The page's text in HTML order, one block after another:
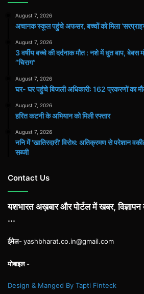
August 7, 2026
अचानक स्कूल पहुंचे अफसर, बच्चों को मिला
August 7, 2026
3 वर्षीय बच्चे की दर्दनाक मौत : नशे में धुत बाप,
“चिराग”
August 7, 2026
घर- घर पहुंचे बिजली अधिकारी: 162 प्रकरणों का
August 7, 2026
हरित कटनी के अभियान को मिली रफ्तार
August 7, 2026
ननि में ‘खातिरदारी’ विरोध: अतिक्रमण से परेशान
सब्जी
Contact Us
यशभारत अख़बार और पोर्टल में खबर,
...
ईमेल-yashbharat.co.in@gmail.com
मोबाइल -
Design & Manged By Tapti Finteck